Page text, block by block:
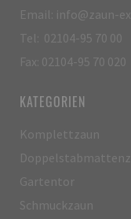
Email: info@zaun-
Tel: 02104-95 70 00
Fax: 02104-95 70 020
KATEGORIEN
Komplettzaun
Gartentor
Schmuckzaun